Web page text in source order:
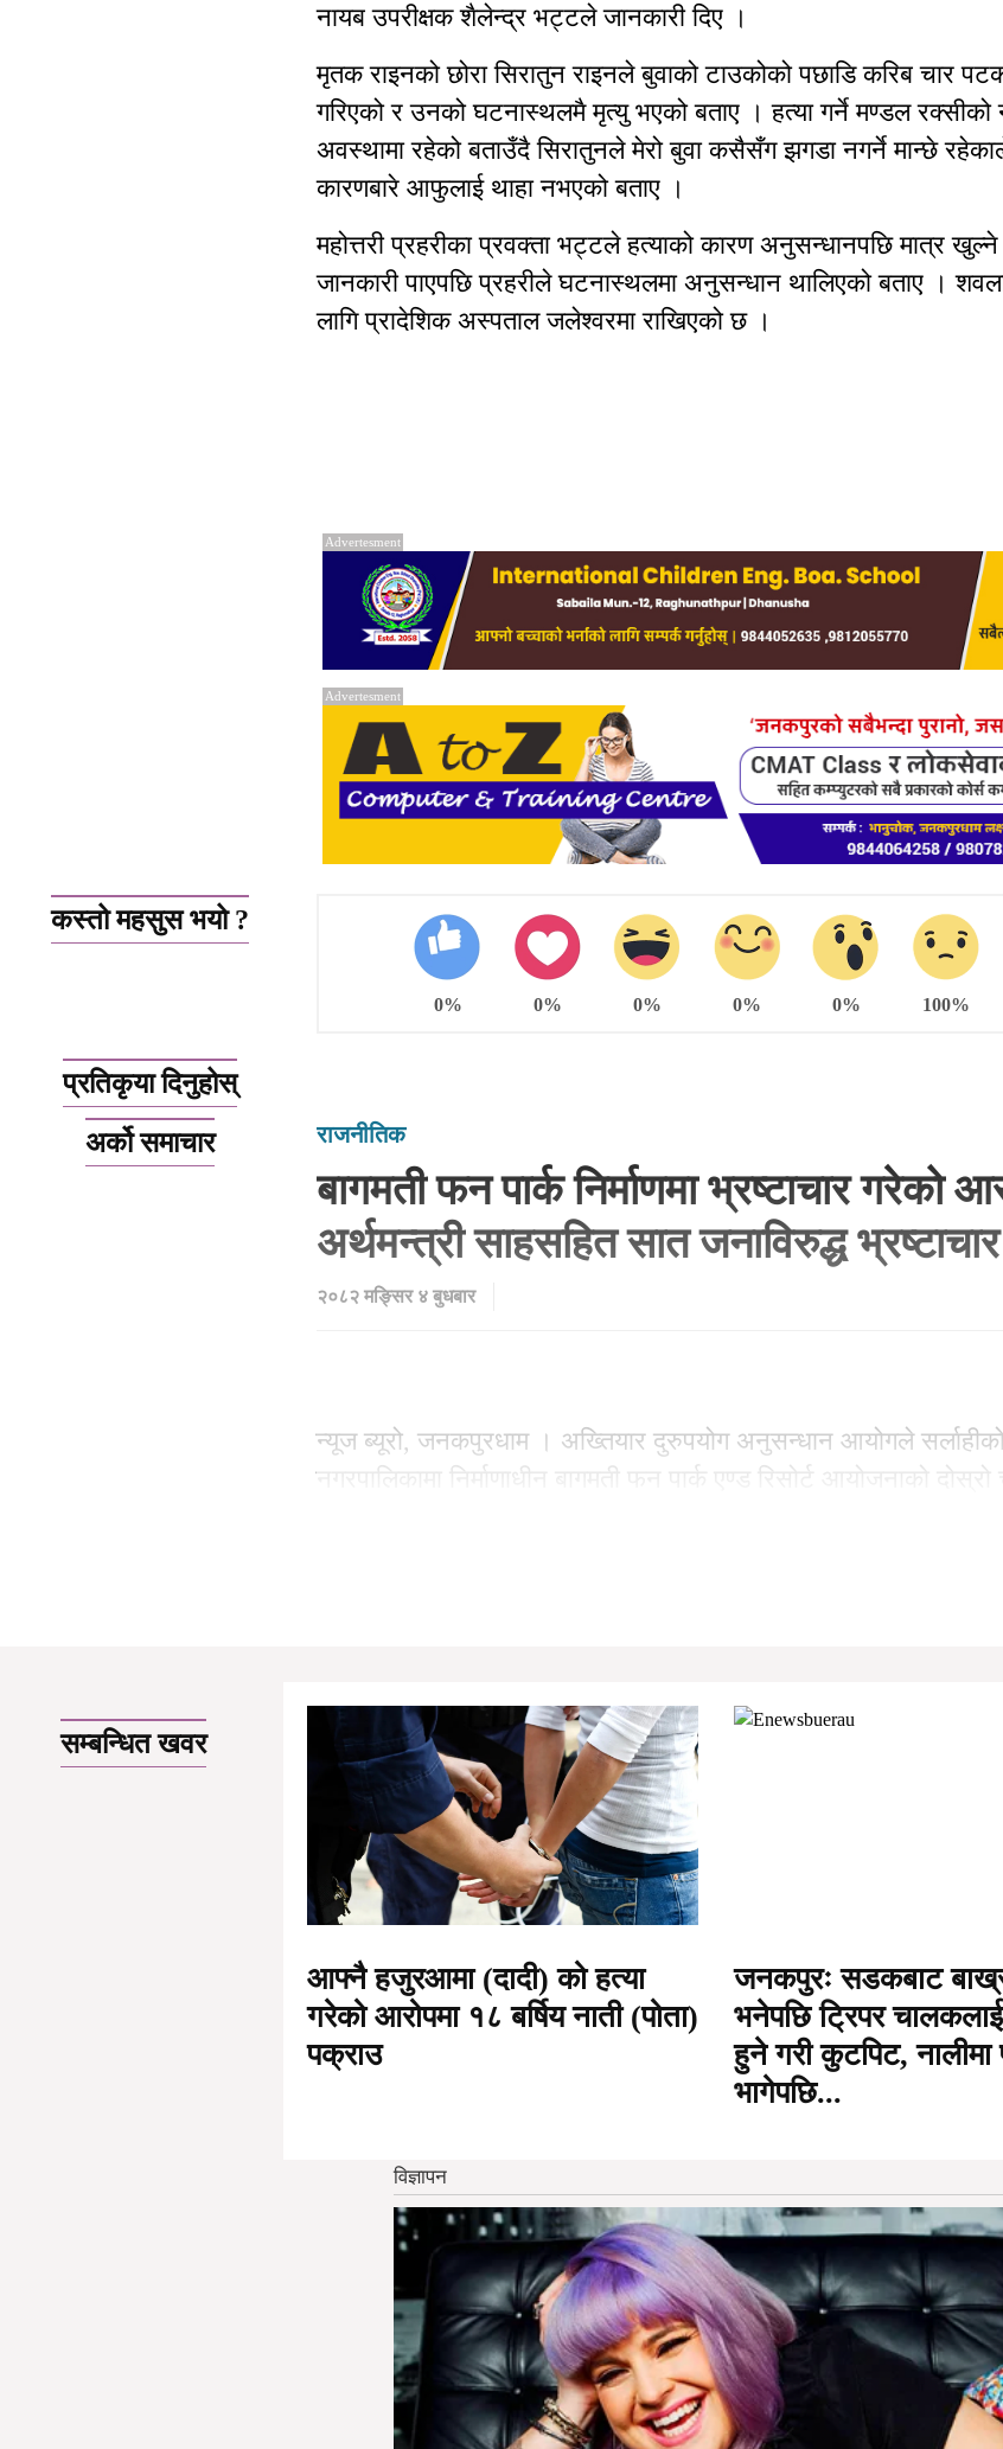
नायब उपरीक्षक शैलेन्द्र भट्टले जानकारी दिए ।
मृतक राइनको छोरा सिरातुन राइनले बुवाको टाउकोको पछाडि करिब चार
गरिएको र उनको घटनास्थलमै मृत्यु भएको बताए । हत्या गर्ने मण्डल रक्सीको
अवस्थामा रहेको बताउँदै सिरातुनले मेरो बुवा कसैसँग झगडा नगर्ने मान्छे
कारणबारे आफुलाई थाहा नभएको बताए ।
महोत्तरी प्रहरीका प्रवक्ता भट्टले हत्याको कारण अनुसन्धानपछि मात्र खुल्ने
जानकारी पाएपछि प्रहरीले घटनास्थलमा अनुसन्धान थालिएको बताए ।
लागि प्रादेशिक अस्पताल जलेश्वरमा राखिएको छ ।
Advertesment
Advertesment
कस्तो महसुस भयो ?
0% 0% 0% 0% 0% 100%
प्रतिकृया दिनुहोस्
अर्को समाचार
राजनीतिक
बागमती फन पार्क निर्माणमा भ्रष्टाचार गरेको
अर्थमन्त्री साहसहित सात जनाविरुद्ध भ्रष्टाचार
२०८२ मङ्सिर ४ बुधबार
न्यूज ब्यूरो, जनकपुरधाम । अख्तियार दुरुपयोग अनुसन्धान आयोगले सर्लाहीको
नगरपालिकामा निर्माणाधीन बागमती फन पार्क एण्ड रिसोर्ट आयोजनाको दोस्रो
सम्बन्धित खवर
आफ्नै हजुरआमा (दादी) को हत्या
गरेको आरोपमा १८ बर्षिय नाती (पोता)
पक्राउ
जनकपुरः सडकबाट
भनेपछि ट्रिपर
हुने गरी कुटपिट,
भागेपछि...